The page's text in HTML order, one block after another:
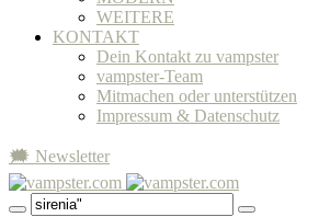
WEITERE
KONTAKT
Dein Kontakt zu vampster
vampster-Team
Mitmachen oder unterstützen
Impressum & Datenschutz
🗯 Newsletter